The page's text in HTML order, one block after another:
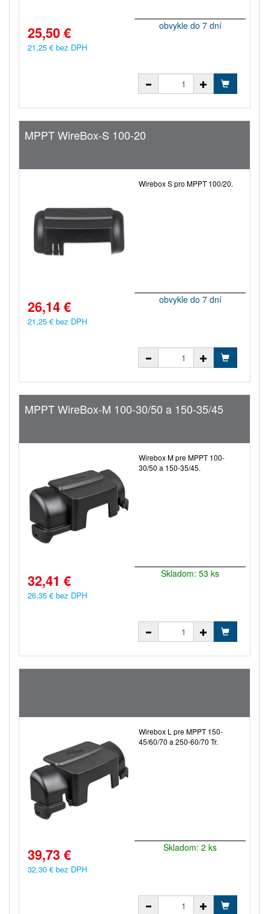
25,50 €
21,25 € bez DPH
obvykle do 7 dní
MPPT WireBox-S 100-20
Wirebox S pro MPPT 100/20.
26,14 €
21,25 € bez DPH
obvykle do 7 dní
MPPT WireBox-M 100-30/50 a 150-35/45
Wirebox M pre MPPT 100-
30/50 a 150-35/45.
32,41 €
26,35 € bez DPH
Skladom: 53 ks
Wirebox L pre MPPT 150-
45/60/70 a 250-60/70 Tr.
39,73 €
32,30 € bez DPH
Skladom: 2 ks